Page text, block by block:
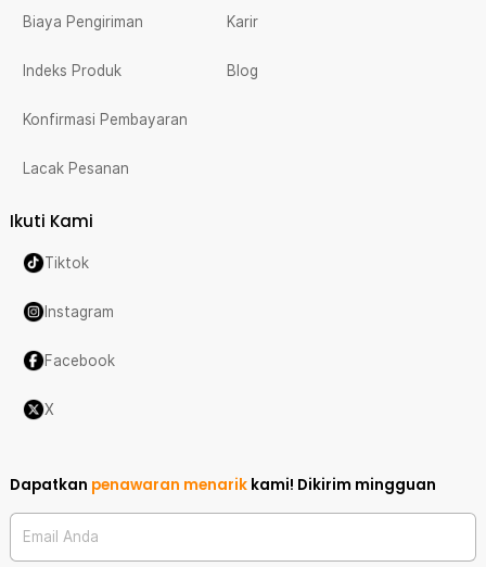
Biaya Pengiriman
Indeks Produk
Konfirmasi Pembayaran
Lacak Pesanan
Karir
Blog
Ikuti Kami
Tiktok
Instagram
Facebook
X
Dapatkan penawaran menarik kami! Dikirim mingguan
Email Anda